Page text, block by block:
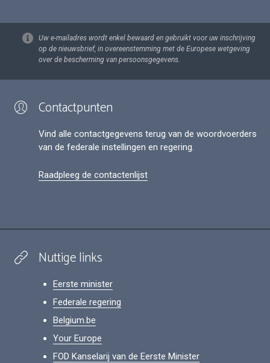
Uw e-mailadres wordt enkel bewaard en gebruikt voor uw inschrijving
op de nieuwsbrief, in overeenstemming met de Europese wetgeving
over de bescherming van persoonsgegevens.
Contactpunten
Vind alle contactgegevens terug van de woordvoerders
van de federale instellingen en regering.
Raadpleeg de contactenlijst
Nuttige links
Eerste minister
Federale regering
Belgium.be
Your Europe
FOD Kanselarij van de Eerste Minister